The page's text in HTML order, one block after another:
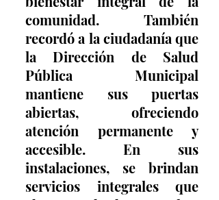
comunidad. También
recordó a la ciudadanía que
la Dirección de Salud
Pública Municipal
mantiene sus puertas
abiertas, ofreciendo
atención permanente y
accesible. En sus
instalaciones, se brindan
servicios integrales que